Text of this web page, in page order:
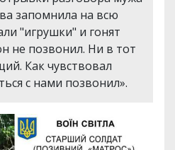
запомнила на всю
"игрушки" и гонят
не позвонил. Ни в тот
Как чувствовал
с нами позвонил».